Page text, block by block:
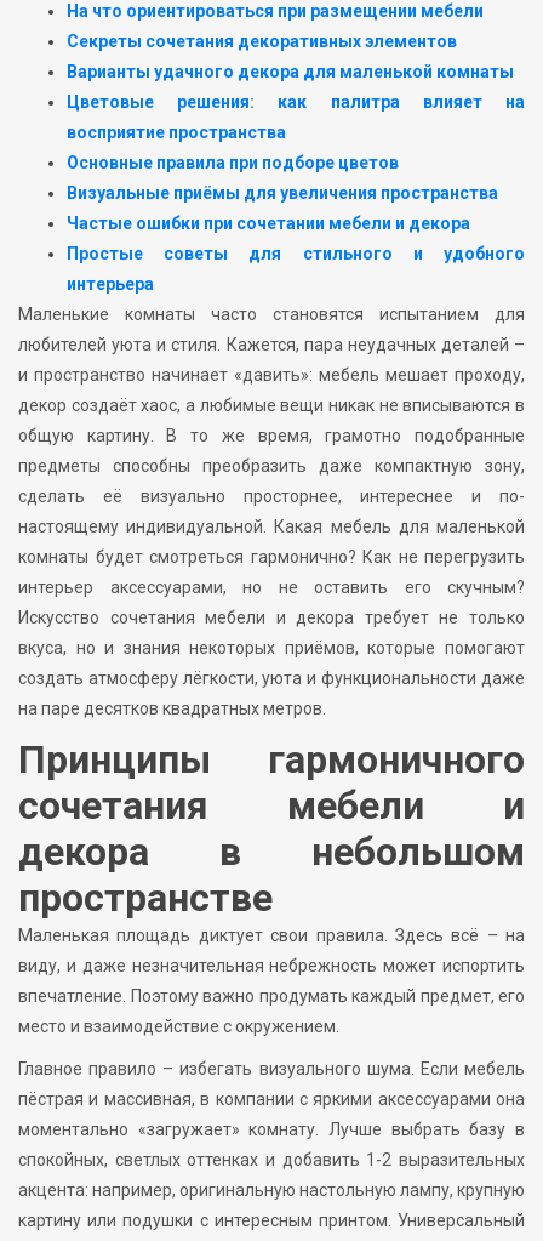
На что ориентироваться при размещении мебели
Секреты сочетания декоративных элементов
Варианты удачного декора для маленькой комнаты
Цветовые решения: как палитра влияет на
восприятие пространства
Основные правила при подборе цветов
Визуальные приёмы для увеличения пространства
Частые ошибки при сочетании мебели и декора
Простые советы для стильного и удобного
интерьера
Маленькие комнаты часто становятся испытанием для
любителей уюта и стиля. Кажется, пара неудачных деталей –
и пространство начинает «давить»: мебель мешает проходу,
декор создаёт хаос, а любимые вещи никак не вписываются в
общую картину. В то же время, грамотно подобранные
предметы способны преобразить даже компактную зону,
сделать её визуально просторнее, интереснее и по-
настоящему индивидуальной. Какая мебель для маленькой
комнаты будет смотреться гармонично? Как не перегрузить
интерьер аксессуарами, но не оставить его скучным?
Искусство сочетания мебели и декора требует не только
вкуса, но и знания некоторых приёмов, которые помогают
создать атмосферу лёгкости, уюта и функциональности даже
на паре десятков квадратных метров.
Принципы гармоничного
сочетания мебели и
декора в небольшом
пространстве
Маленькая площадь диктует свои правила. Здесь всё – на
виду, и даже незначительная небрежность может испортить
впечатление. Поэтому важно продумать каждый предмет, его
место и взаимодействие с окружением.
Главное правило – избегать визуального шума. Если мебель
пёстрая и массивная, в компании с яркими аксессуарами она
моментально «загружает» комнату. Лучше выбрать базу в
спокойных, светлых оттенках и добавить 1-2 выразительных
акцента: например, оригинальную настольную лампу, крупную
картину или подушки с интересным принтом. Универсальный